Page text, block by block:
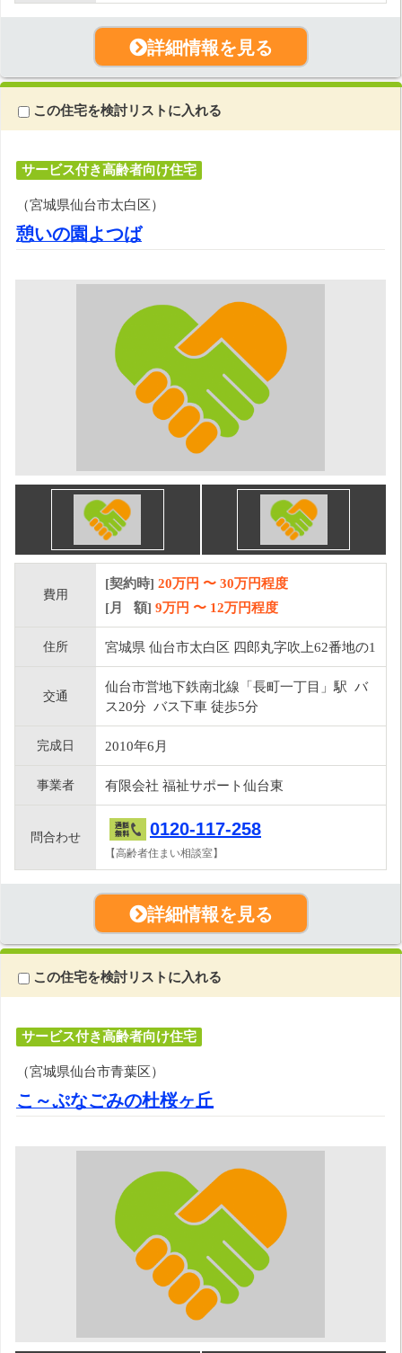
詳細情報を見る
この住宅を検討リストに入れる
サービス付き高齢者向け住宅
（宮城県仙台市太白区）
憩いの園よつば
費用
[契約時] 20万円 〜 30万円程度
[月 額] 9万円 〜 12万円程度
住所 宮城県 仙台市太白区 四郎丸字吹上62番地の1
交通
仙台市営地下鉄南北線「長町一丁目」駅 バ
ス20分 バス下車 徒歩5分
完成日 2010年6月
事業者 有限会社 福祉サポート仙台東
問合わせ 0120-117-258
【高齢者住まい相談室】
詳細情報を見る
この住宅を検討リストに入れる
サービス付き高齢者向け住宅
（宮城県仙台市青葉区）
こ～ぷなごみの杜桜ヶ丘